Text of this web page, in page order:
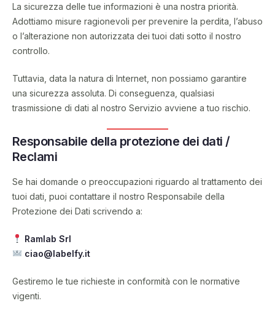
La sicurezza delle tue informazioni è una nostra priorità.
Adottiamo misure ragionevoli per prevenire la perdita, l’abuso
o l’alterazione non autorizzata dei tuoi dati sotto il nostro
controllo.
Tuttavia, data la natura di Internet, non possiamo garantire
una sicurezza assoluta. Di conseguenza, qualsiasi
trasmissione di dati al nostro Servizio avviene a tuo rischio.
Responsabile della protezione dei dati /
Reclami
Se hai domande o preoccupazioni riguardo al trattamento dei
tuoi dati, puoi contattare il nostro Responsabile della
Protezione dei Dati scrivendo a:
Ramlab Srl
ciao@labelfy.it
Gestiremo le tue richieste in conformità con le normative
vigenti.